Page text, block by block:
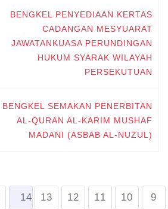
BENGKEL PENYEDIAAN KERTAS
CADANGAN MESYUARAT
JAWATANKUASA PERUNDINGAN
HUKUM SYARAK WILAYAH
PERSEKUTUAN
BENGKEL SEMAKAN PENERBITAN
AL-QURAN AL-KARIM MUSHAF
MADANI (ASBAB AL-NUZUL)
9
10
11
12
13
14